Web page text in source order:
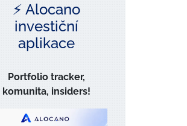
⚡️ Alocano
investiční
aplikace
Portfolio tracker,
komunita, insiders!